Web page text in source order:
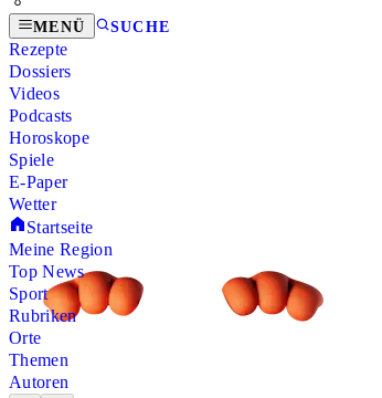
MENÜ SUCHE
Rezepte
Dossiers
Videos
Podcasts
Horoskope
Spiele
E-Paper
Wetter
Startseite
Meine Region
Top News
Sport
Rubriken
Orte
Themen
Autoren